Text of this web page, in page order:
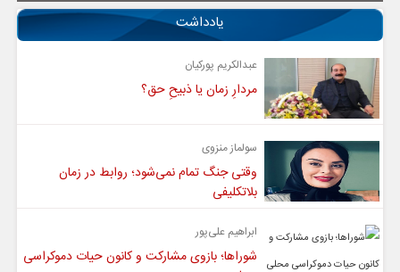
یادداشت
عبدالکریم پورکیان
مردارِ زمان یا ذبیحِ حق؟
سولماز منزوی
وقتی جنگ تمام نمی‌شود؛ روابط در زمان
بلاتکلیفی
ابراهیم علی‌پور
شوراها؛ بازوی مشارکت و کانون حیات دموکراسی